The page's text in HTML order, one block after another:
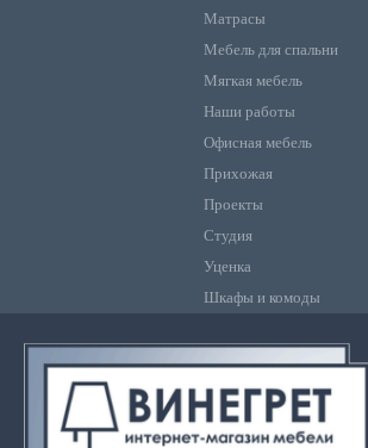
Матрасы
Мебель для спальни
Мягкая мебель
Наши работы
Офисная мебель
Прихожая
Проекты
Студия
Уценка
Шкафы и комоды